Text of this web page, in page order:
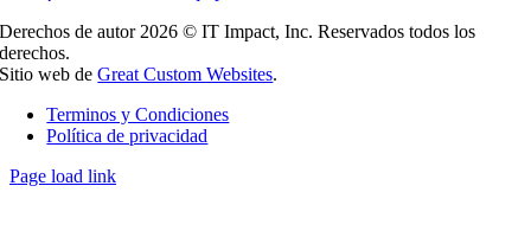
Derechos de autor 2026 © IT Impact, Inc. Reservados todos los
derechos.
Sitio web deGreat Custom Websites.
Terminos y Condiciones
Política de privacidad
Page load link